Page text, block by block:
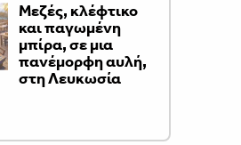
Μεζές, κλέφτικο
και παγωμένη
μπίρα, σε μια
πανέμορφη αυλή,
στη Λευκωσία